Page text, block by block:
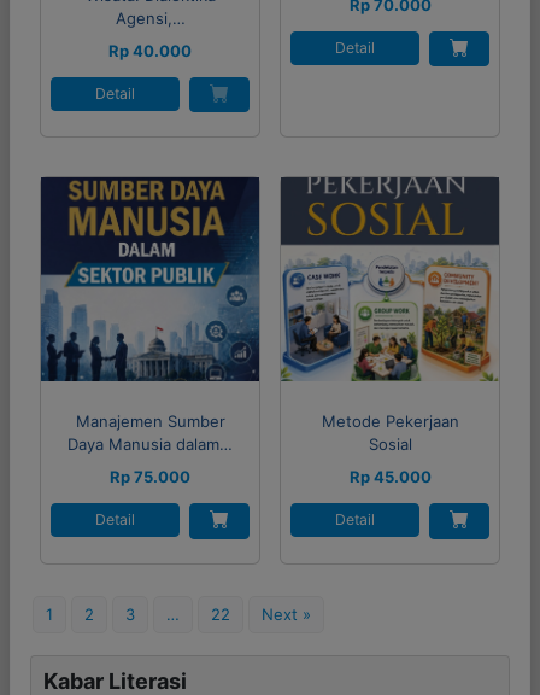
Agensi,…
Rp 40.000
Detail
Rp 70.000
Detail
Manajemen Sumber
Daya Manusia dalam…
Rp 75.000
Detail
Metode Pekerjaan
Sosial
Rp 45.000
Detail
1 2 3 … 22 Next »
Kabar Literasi